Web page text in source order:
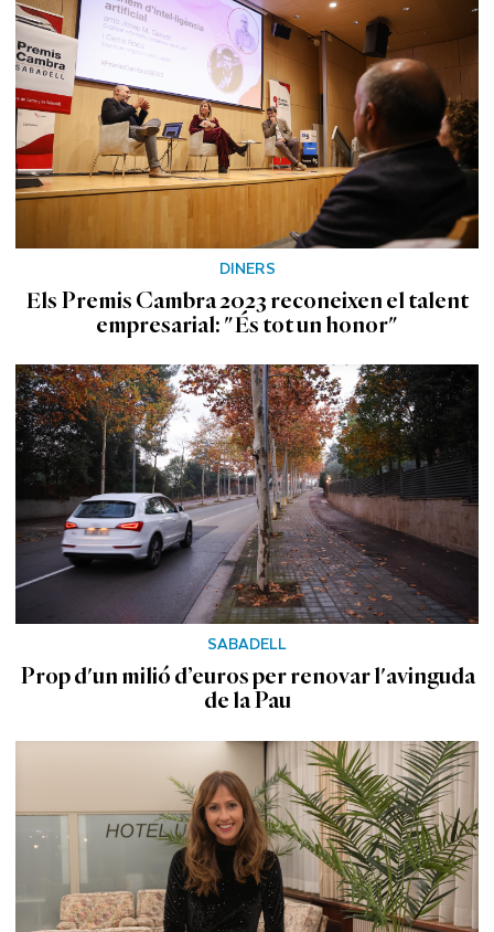
DINERS
Els Premis Cambra 2023 reconeixen el talent
empresarial: "És tot un honor"
SABADELL
Prop d'un milió d’euros per renovar l'avinguda
de la Pau